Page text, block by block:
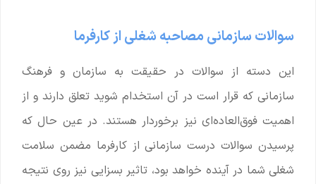
سوالات سازمانی مصاحبه شغلی از کارفرما
این دسته از سوالات در حقیقت به سازمان و فرهنگ
سازمانی که قرار است در آن استخدام شوید تعلق دارند و از
اهمیت فوق‌العاده‌ای نیز برخوردار هستند. در عین حال که
پرسیدن سوالات درست سازمانی از کارفرما مضمن سلامت
شغلی شما در آینده خواهد بود، تاثیر بسزایی نیز روی نتیجه